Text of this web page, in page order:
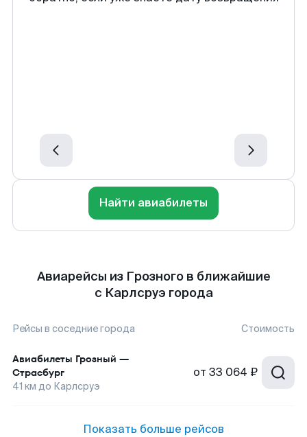
Найти авиабилеты
Авиарейсы из Грозного в ближайшие
с Карлсруэ города
Рейсы в соседние города Стоимость
Авиабилеты Грозный —
Страсбург
41 км до Карлсруэ
от 33 064 ₽
Показать больше рейсов